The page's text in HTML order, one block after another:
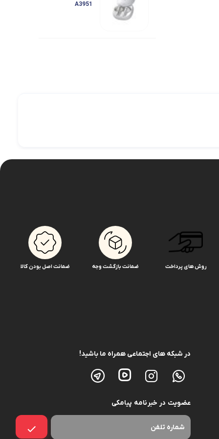
A3951
روش های پرداخت ضمانت بازگشت وجه ضمانت اصل بودن کالا
در شبکه های اجتماعی همراه ما باشید!
عضویت در خبرنامه پیامکی